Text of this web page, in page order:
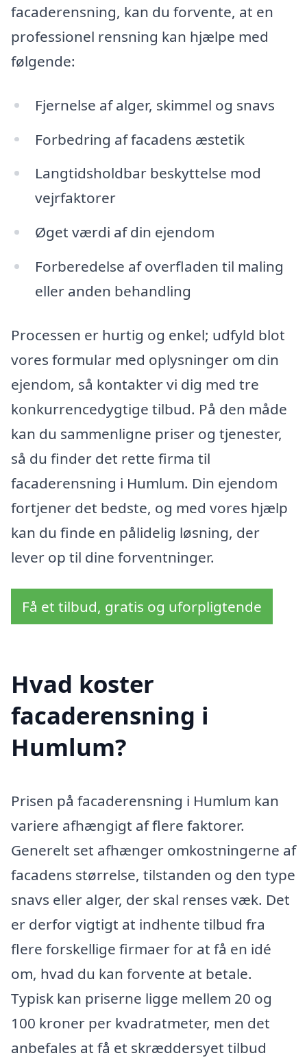
facaderensning, kan du forvente, at en
professionel rensning kan hjælpe med
følgende:
Fjernelse af alger, skimmel og snavs
Forbedring af facadens æstetik
Langtidsholdbar beskyttelse mod
vejrfaktorer
Øget værdi af din ejendom
Forberedelse af overfladen til maling
eller anden behandling
Processen er hurtig og enkel; udfyld blot
vores formular med oplysninger om din
ejendom, så kontakter vi dig med tre
konkurrencedygtige tilbud. På den måde
kan du sammenligne priser og tjenester,
så du finder det rette firma til
facaderensning i Humlum. Din ejendom
fortjener det bedste, og med vores hjælp
kan du finde en pålidelig løsning, der
lever op til dine forventninger.
Få et tilbud, gratis og uforpligtende
Hvad koster
facaderensning i
Humlum?
Prisen på facaderensning i Humlum kan
variere afhængigt af flere faktorer.
Generelt set afhænger omkostningerne af
facadens størrelse, tilstanden og den type
snavs eller alger, der skal renses væk. Det
er derfor vigtigt at indhente tilbud fra
flere forskellige firmaer for at få en idé
om, hvad du kan forvente at betale.
Typisk kan priserne ligge mellem 20 og
100 kroner per kvadratmeter, men det
anbefales at få et skræddersyet tilbud